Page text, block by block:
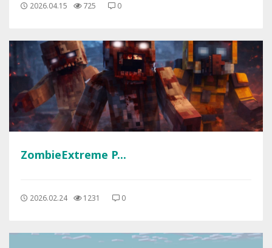
2026.04.15 725 0
ZombieExtreme P...
2026.02.24 1231 0